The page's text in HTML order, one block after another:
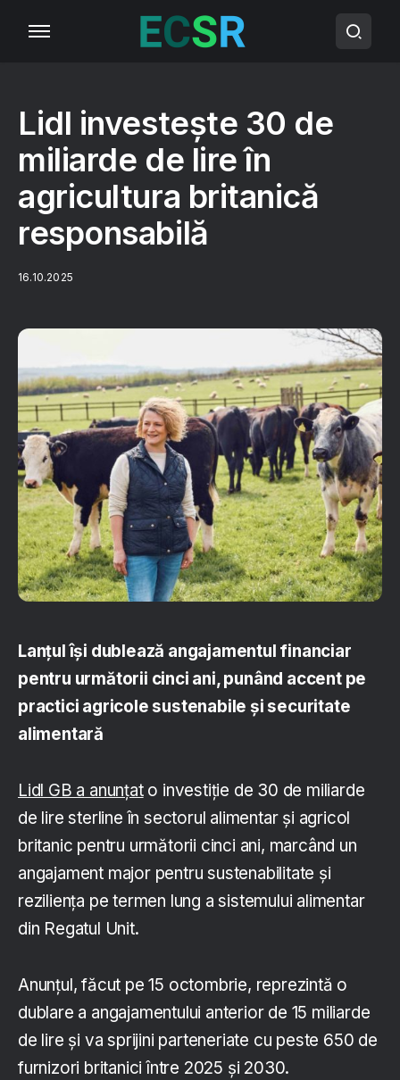
Lidl investește 30 de
miliarde de lire în
agricultura britanică
responsabilă
16.10.2025
Lanțul își dublează angajamentul financiar
pentru următorii cinci ani, punând accent pe
practici agricole sustenabile și securitate
alimentară
Lidl GB a anunțato investiție de 30 de miliarde
de lire sterline în sectorul alimentar și agricol
britanic pentru următorii cinci ani, marcând un
angajament major pentru sustenabilitate și
reziliența pe termen lung a sistemului alimentar
din Regatul Unit.
Anunțul, făcut pe 15 octombrie, reprezintă o
dublare a angajamentului anterior de 15 miliarde
de lire și va sprijini parteneriate cu peste 650 de
furnizori britanici între 2025 și 2030.